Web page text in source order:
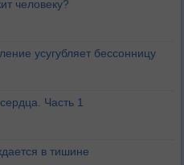
человеку?
усугубляет бессонницу
Часть 1
в тишине